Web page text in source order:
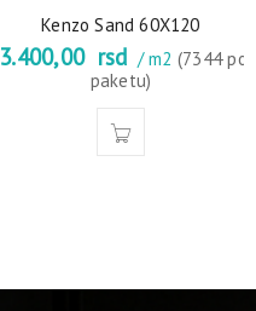
Kenzo Sand 60X120
3.400,00 rsd / m2 (7344 po
paketu)